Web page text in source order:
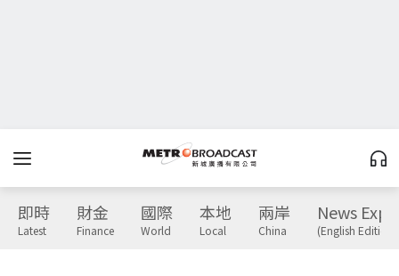
即時
Latest
財金
Finance
國際
World
本地
Local
兩岸
China
News
(English Edition)